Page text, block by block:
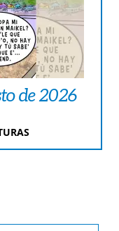
de 2026
agosto de 2026